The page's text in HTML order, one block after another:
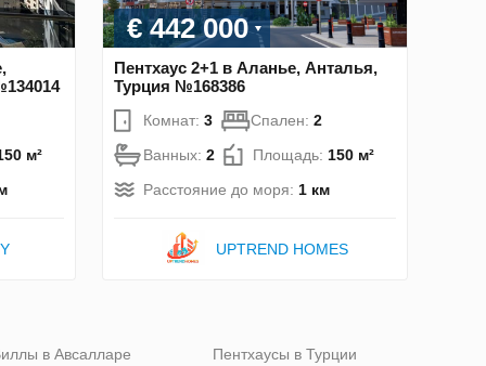
м²
€ 442 000
Пентхаус 2+1 в Аланье, Анталья,
Турция №168386
Комнат: 3 Спален: 2
Ванных: 2 Площадь: 150 м²
Расстояние до моря: 1 км
UPTREND HOMES
в Авсалларе
Пентхаусы в Турции